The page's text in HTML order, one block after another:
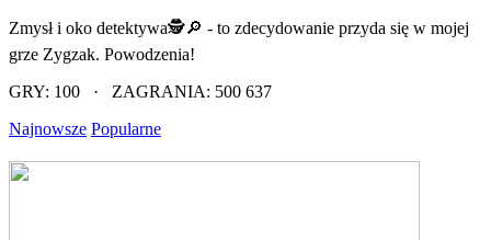
Zmysł i oko detektywa🕵️🔎 - to zdecydowanie przyda się w mojej
grze Zygzak. Powodzenia!
GRY: 100 · ZAGRANIA: 500 637
Najnowsze Popularne